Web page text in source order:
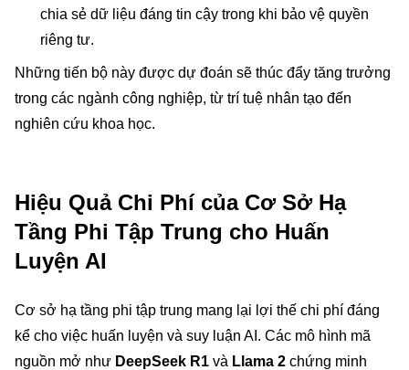
chia sẻ dữ liệu đáng tin cậy trong khi bảo vệ quyền
riêng tư.
Những tiến bộ này được dự đoán sẽ thúc đẩy tăng trưởng
trong các ngành công nghiệp, từ trí tuệ nhân tạo đến
nghiên cứu khoa học.
Hiệu Quả Chi Phí của Cơ Sở Hạ
Tầng Phi Tập Trung cho Huấn
Luyện AI
Cơ sở hạ tầng phi tập trung mang lại lợi thế chi phí đáng
kể cho việc huấn luyện và suy luận AI. Các mô hình mã
nguồn mở như DeepSeek R1 và Llama 2 chứng minh